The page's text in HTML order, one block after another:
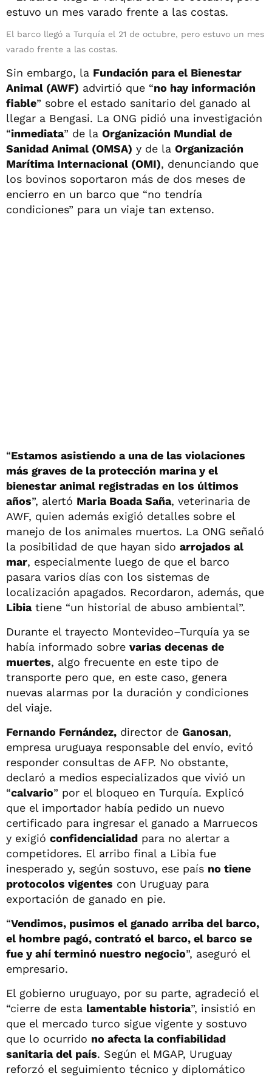
El barco llegó a Turquía el 21 de octubre, pero estuvo un mes
varado frente a las costas.
Sin embargo, la Fundación para el Bienestar
Animal (AWF) advirtió que “no hay información
fiable” sobre el estado sanitario del ganado al
llegar a Bengasi. La ONG pidió una investigación
“inmediata” de la Organización Mundial de
Sanidad Animal (OMSA) y de la Organización
Marítima Internacional (OMI), denunciando que
los bovinos soportaron más de dos meses de
encierro en un barco que “no tendría
condiciones” para un viaje tan extenso.
“Estamos asistiendo a una de las violaciones
más graves de la protección marina y el
bienestar animal registradas en los últimos
años”, alertó Maria Boada Saña, veterinaria de
AWF, quien además exigió detalles sobre el
manejo de los animales muertos. La ONG señaló
la posibilidad de que hayan sido arrojados al
mar, especialmente luego de que el barco
pasara varios días con los sistemas de
localización apagados. Recordaron, además, que
Libiatiene “un historial de abuso ambiental”.
Durante el trayecto Montevideo–Turquía ya se
había informado sobre varias decenas de
muertes, algo frecuente en este tipo de
transporte pero que, en este caso, genera
nuevas alarmas por la duración y condiciones
del viaje.
Fernando Fernández, director de Ganosan,
empresa uruguaya responsable del envío, evitó
responder consultas de AFP. No obstante,
declaró a medios especializados que vivió un
“calvario” por el bloqueo en Turquía. Explicó
que el importador había pedido un nuevo
certificado para ingresar el ganado a Marruecos
y exigió confidencialidad para no alertar a
competidores. El arribo final a Libia fue
inesperado y, según sostuvo, ese país no tiene
protocolos vigentes con Uruguay para
exportación de ganado en pie.
“Vendimos, pusimos el ganado arriba del barco,
el hombre pagó, contrató el barco, el barco se
fue y ahí terminó nuestro negocio”, aseguró el
empresario.
El gobierno uruguayo, por su parte, agradeció el
“cierre de esta lamentable historia”, insistió en
que el mercado turco sigue vigente y sostuvo
que lo ocurrido no afecta la confiabilidad
sanitaria del país. Según el MGAP, Uruguay
reforzó el seguimiento técnico y diplomático